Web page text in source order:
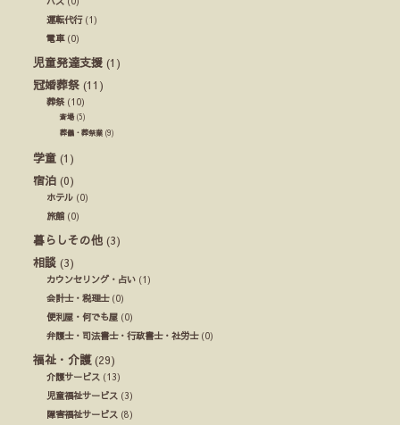
運転代行(1)
電車(0)
児童発達支援 (1)
冠婚葬祭 (11)
葬祭(10)
斎場(5)
葬儀・葬祭業 (9)
学童 (1)
宿泊 (0)
ホテル (0)
旅館 (0)
暮らしその他 (3)
相談 (3)
カウンセリング・占い (1)
会計士・税理士(0)
便利屋・何でも屋 (0)
弁護士・司法書士・行政書士・社労士(0)
福祉・介護(29)
介護サービス (13)
児童福祉サービス (3)
障害福祉サービス (8)